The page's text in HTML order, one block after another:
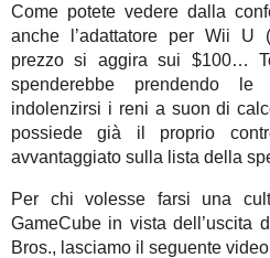
Come potete vedere dalla
anche l’adattatore per Wii U
prezzo si aggira sui $100…
spenderebbe prendendo
indolenzirsi i reni a suon di
possiede già il proprio
avvantaggiato sulla lista della
Per chi volesse farsi una
GameCube in vista dell’uscita
Bros., lasciamo il seguente